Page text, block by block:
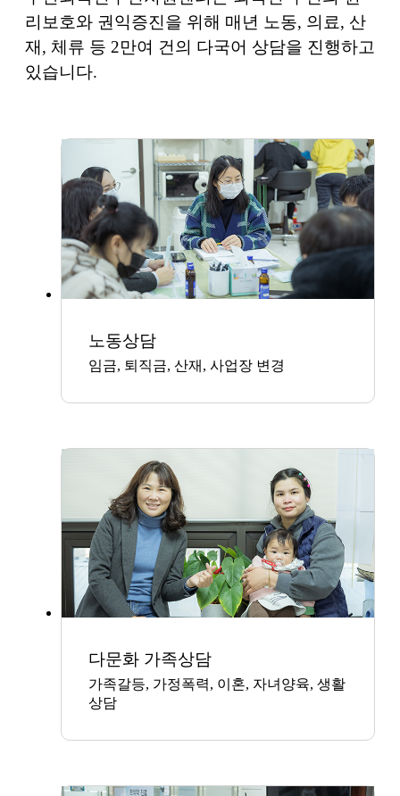
리보호와 권익증진을 위해 매년 노동, 의료, 산
재, 체류 등 2만여 건의 다국어 상담을 진행하고
있습니다.
노동상담
임금, 퇴직금, 산재, 사업장 변경
다문화 가족상담
가족갈등, 가정폭력, 이혼, 자녀양육, 생활
상담